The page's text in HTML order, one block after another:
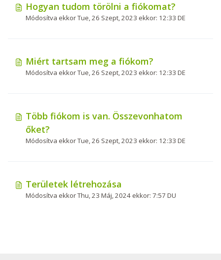
Hogyan tudom törölni a fiókomat?
Módosítva ekkor Tue, 26 Szept, 2023 ekkor: 12:33 DE
Miért tartsam meg a fiókom?
Módosítva ekkor Tue, 26 Szept, 2023 ekkor: 12:33 DE
Több fiókom is van. Összevonhatom
őket?
Módosítva ekkor Tue, 26 Szept, 2023 ekkor: 12:33 DE
Területek létrehozása
Módosítva ekkor Thu, 23 Máj, 2024 ekkor: 7:57 DU